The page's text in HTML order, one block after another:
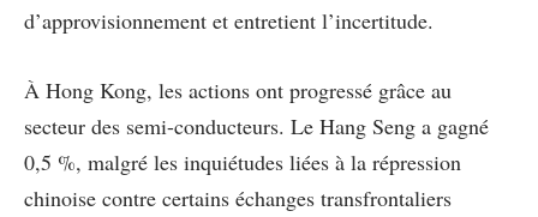
d’approvisionnement et entretient l’incertitude.
À Hong Kong, les actions ont progressé grâce au
secteur des semi-conducteurs. Le Hang Seng a gagné
0,5 %, malgré les inquiétudes liées à la répression
chinoise contre certains échanges transfrontaliers